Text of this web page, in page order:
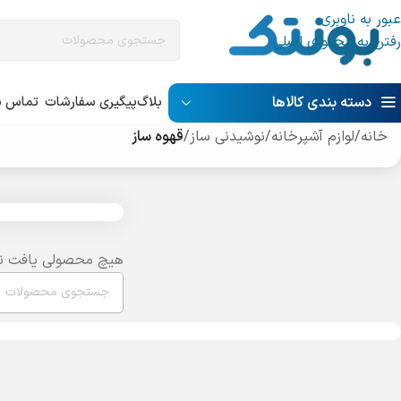
عبور به ناوبری
رفتن به محتوای اصلی
دسته بندی کالاها بلاگپیگیری سفارشات تماس
خانه/لوازم آشپرخانه/نوشیدنی ساز/قهوه ساز
هیچ محصولی یافت